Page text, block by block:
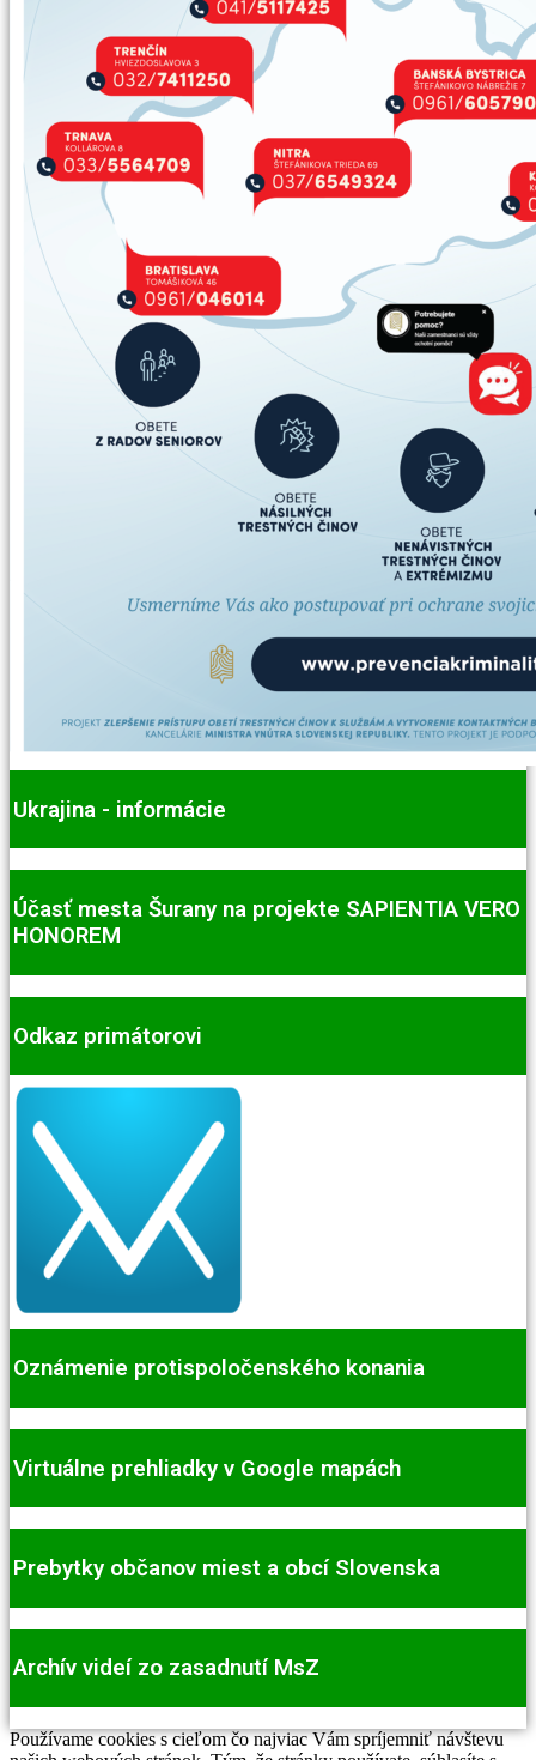
Ukrajina - informácie
Účasť mesta Šurany na projekte SAPIENTIA VERO
HONOREM
Odkaz primátorovi
Oznámenie protispoločenského konania
Virtuálne prehliadky v Google mapách
Prebytky občanov miest a obcí Slovenska
Archív videí zo zasadnutí MsZ
Používame cookies s cieľom čo najviac Vám spríjemniť návštevu